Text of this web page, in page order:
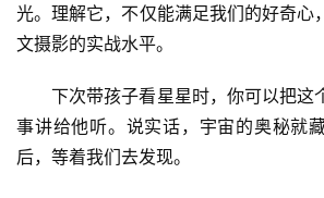
光。理解它，不仅能满足我们的好奇心
文摄影的实战水平。
下次带孩子看星星时，你可以把这
事讲给他听。 说实话，宇宙的奥秘就
后，等着我们去发现。